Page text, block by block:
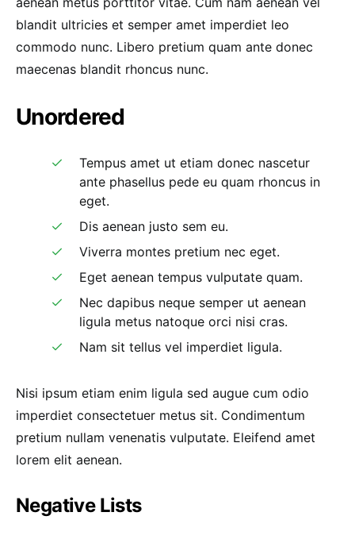
blandit ultricies et semper amet imperdiet leo
commodo nunc. Libero pretium quam ante donec
maecenas blandit rhoncus nunc.
Unordered
Tempus amet ut etiam donec nascetur
ante phasellus pede eu quam rhoncus in
eget.
Dis aenean justo sem eu.
Viverra montes pretium nec eget.
Eget aenean tempus vulputate quam.
Nec dapibus neque semper ut aenean
ligula metus natoque orci nisi cras.
Nam sit tellus vel imperdiet ligula.
Nisi ipsum etiam enim ligula sed augue cum odio
imperdiet consectetuer metus sit. Condimentum
pretium nullam venenatis vulputate. Eleifend amet
lorem elit aenean.
Negative Lists